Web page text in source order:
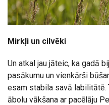
Mirkļi un cilvēki
Un atkal jau jāteic, ka gadā
pasākumu un vienkārši
esam stabila savā
ābolu vākšana ar pacēlāju